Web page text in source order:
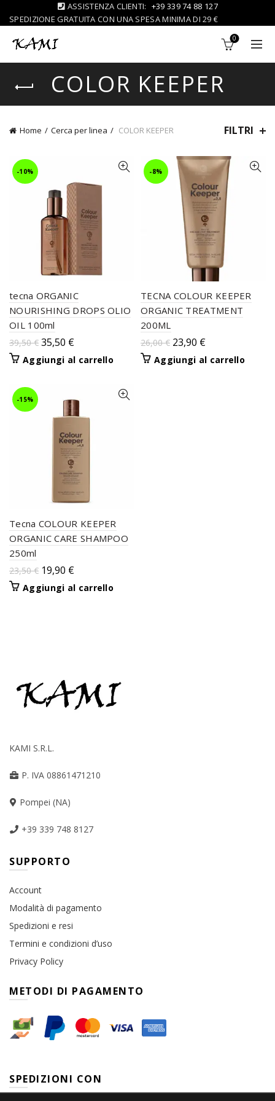
ASSISTENZA CLIENTI: +39 339 74 88 127
SPEDIZIONE GRATUITA CON UNA SPESA MINIMA DI 29 €
0
COLOR KEEPER
Home Cerca per linea COLOR KEEPER FILTRI
-10%
tecna ORGANIC
NOURISHING DROPS OLIO
OIL 100ml
39,50€ 35,50 €
Aggiungi al carrello
-8%
TECNA COLOUR KEEPER
ORGANIC TREATMENT
200ML
26,00€ 23,90 €
Aggiungi al carrello
-15%
Tecna COLOUR KEEPER
ORGANIC CARE SHAMPOO
250ml
23,50€ 19,90 €
Aggiungi al carrello
KAMI S.R.L.
P. IVA 08861471210
Pompei (NA)
+39 339 748 8127
SUPPORTO
Account
Modalità di pagamento
Spedizioni e resi
Termini e condizioni d’uso
Privacy Policy
METODI DI PAGAMENTO
SPEDIZIONI CON